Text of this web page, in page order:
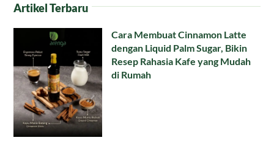
Artikel Terbaru
Cara Membuat Cinnamon Latte
dengan Liquid Palm Sugar, Bikin
Resep Rahasia Kafe yang Mudah
di Rumah